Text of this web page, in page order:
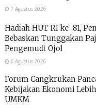
7 Agustus 2026
Hadiah HUT RI ke-81,
Bebaskan Tunggakan
Pengemudi Ojol
6 Agustus 2026
Forum Cangkrukan
Kebijakan Ekonomi
UMKM